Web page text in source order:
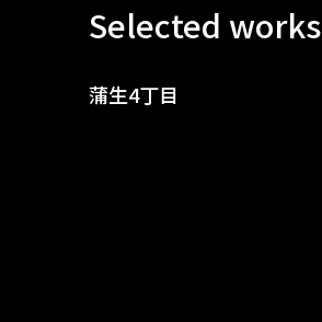
Selected works
蒲生4丁目